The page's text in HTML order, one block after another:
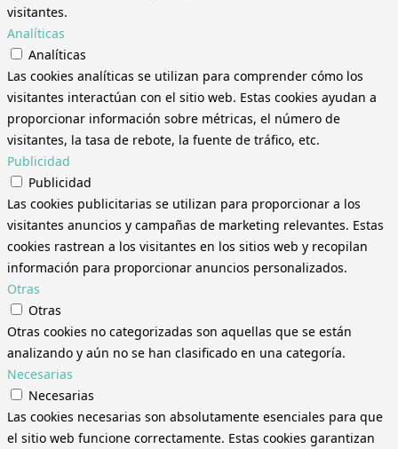
visitantes.
Analíticas
Analíticas
Las cookies analíticas se utilizan para comprender cómo los
visitantes interactúan con el sitio web. Estas cookies ayudan a
proporcionar información sobre métricas, el número de
visitantes, la tasa de rebote, la fuente de tráfico, etc.
Publicidad
Publicidad
Las cookies publicitarias se utilizan para proporcionar a los
visitantes anuncios y campañas de marketing relevantes. Estas
cookies rastrean a los visitantes en los sitios web y recopilan
información para proporcionar anuncios personalizados.
Otras
Otras
Otras cookies no categorizadas son aquellas que se están
analizando y aún no se han clasificado en una categoría.
Necesarias
Necesarias
Las cookies necesarias son absolutamente esenciales para que
el sitio web funcione correctamente. Estas cookies garantizan